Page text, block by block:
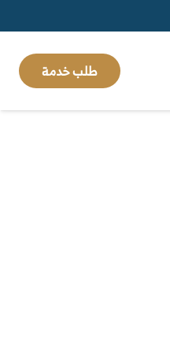
طلب خدمة